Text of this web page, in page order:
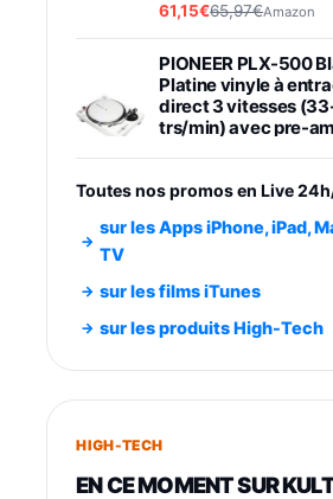
61,15€65,97€Amazon
PIONEER PLX-500
Platine vinyle à
direct 3 vitesses
trs/min) avec pre-
Smartphone
Smartphone
S26+ Violet 256Go
749,99€1240,43€
648,63€
Toutes nos promos en Live
sur les Apps iPhone, iPad,
TV
sur les films iTunes
sur les produits High-Tech
HIGH-TECH
EN CE MOMENT SUR